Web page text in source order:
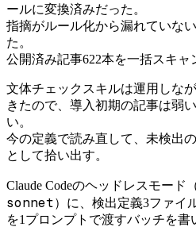
ールに変換済みだった。
指摘がルール化から漏れていな
た。
公開済み記事622本を一括スキャ
文体チェックスキルは運用しな
きたので、導入初期の記事は弱
い。
今の定義で読み直して、未検出
として拾い出す。
Claude Codeのヘッドレスモード
sonnet）に、検出定義3ファイ
を1プロンプトで渡すバッチを書